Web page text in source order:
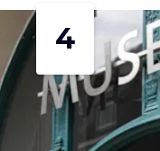
4